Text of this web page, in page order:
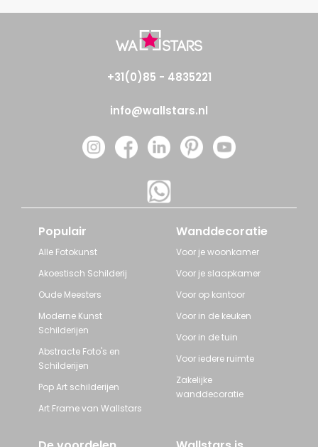
+31(0)85 - 4835221
info@wallstars.nl
Populair
Alle Fotokunst
Akoestisch Schilderij
Oude Meesters
Moderne Kunst
Schilderijen
Abstracte Foto's en
Schilderijen
Pop Art schilderijen
Art Frame van Wallstars
Wanddecoratie
Voor je woonkamer
Voor je slaapkamer
Voor op kantoor
Voor in de keuken
Voor in de tuin
Voor iedere ruimte
Zakelijke
wanddecoratie